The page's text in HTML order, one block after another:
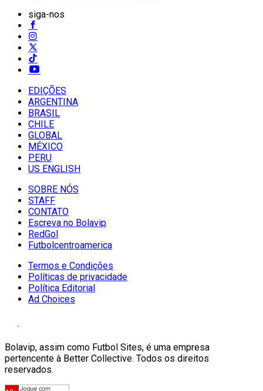
siga-nos
EDIÇÕES
ARGENTINA
BRASIL
CHILE
GLOBAL
MÉXICO
PERU
US ENGLISH
SOBRE NÓS
STAFF
CONTATO
Escreva no Bolavip
RedGol
Futbolcentroamerica
Termos e Condições
Políticas de privacidade
Política Editorial
Ad Choices
Bolavip, assim como Futbol Sites, é uma empresa
pertencente à Better Collective. Todos os direitos
reservados.